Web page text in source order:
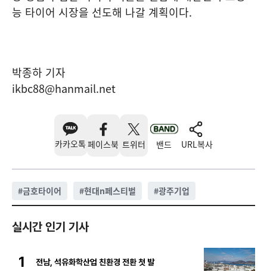
능 타이어 시장을 선도해 나갈 계획이다.
박종하 기자
ikbc88@hanmail.net
카카오톡 페이스북 트위터 밴드 URL복사
#금호타이어 #현대n페스티벌 #광주기업
실시간 인기 기사
1 전남, 석유화학산업 친환경 전환 첫 발